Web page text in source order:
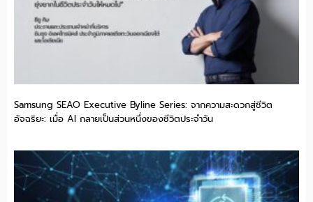
Samsung SEAO Executive Byline Series: จากความสะดวกสู่ชีวิต
อัจฉริยะ: เมื่อ AI กลายเป็นส่วนหนึ่งของชีวิตประจำวัน